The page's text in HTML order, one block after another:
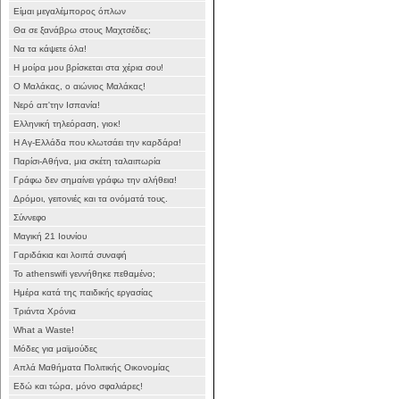
Είμαι μεγαλέμπορος όπλων
Θα σε ξανάβρω στους Μαχτσέδες;
Να τα κάψετε όλα!
Η μοίρα μου βρίσκεται στα χέρια σου!
Ο Μαλάκας, ο αιώνιος Μαλάκας!
Νερό απ'την Ισπανία!
Ελληνική τηλεόραση, γιοκ!
Η Αγ-Ελλάδα που κλωτσάει την καρδάρα!
Παρίσι-Αθήνα, μια σκέτη ταλαιπωρία
Γράφω δεν σημαίνει γράφω την αλήθεια!
Δρόμοι, γειτονιές και τα ονόματά τους.
Σύννεφο
Μαγική 21 Ιουνίου
Γαριδάκια και λοιπά συναφή
Το athenswifi γεννήθηκε πεθαμένο;
Ημέρα κατά της παιδικής εργασίας
Τριάντα Χρόνια
What a Waste!
Μόδες για μαϊμούδες
Απλά Μαθήματα Πολιτικής Οικονομίας
Εδώ και τώρα, μόνο σφαλιάρες!